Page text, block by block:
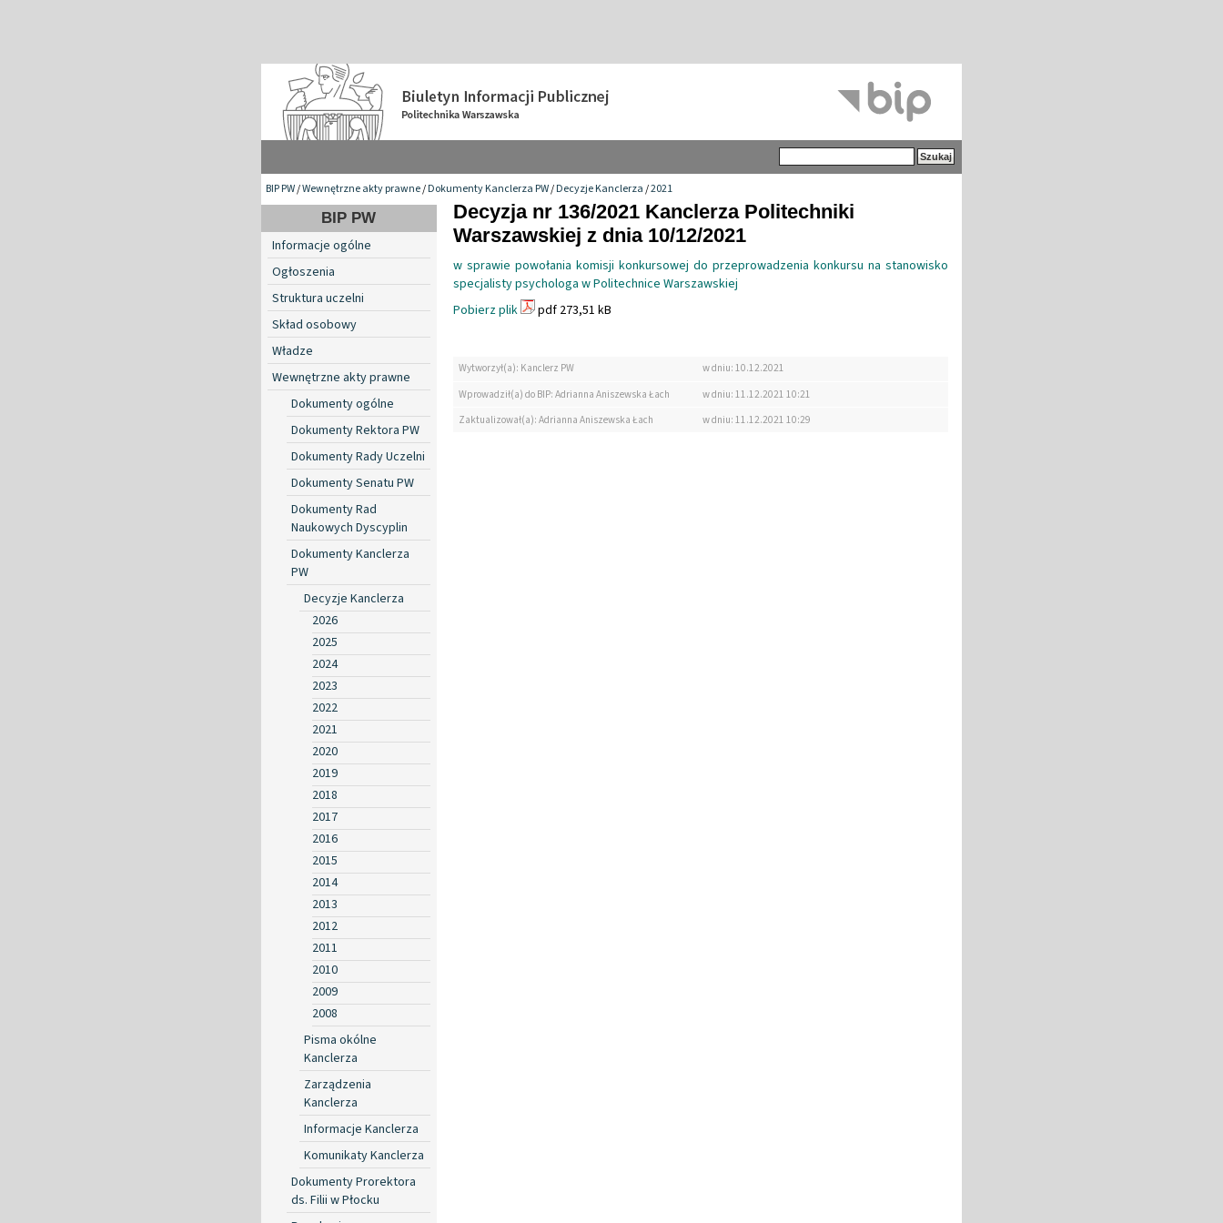
BIP PW/Wewnętrzne akty prawne/Dokumenty Kanclerza PW/Decyzje Kanclerza/2021
BIP PW
Informacje ogólne
Ogłoszenia
Struktura uczelni
Skład osobowy
Władze
Wewnętrzne akty prawne
Dokumenty ogólne
Dokumenty Rektora PW
Dokumenty Rady Uczelni
Dokumenty Senatu PW
Dokumenty Rad
Naukowych Dyscyplin
Dokumenty Kanclerza
PW
Decyzje Kanclerza
2026
2025
2024
2023
2022
2021
2020
2019
2018
2017
2016
2015
2014
2013
2012
2011
2010
2009
2008
Pisma okólne
Kanclerza
Zarządzenia
Kanclerza
Informacje Kanclerza
Komunikaty Kanclerza
Dokumenty Prorektora
ds. Filii w Płocku
Decyzja nr 136/2021 Kanclerza Politechniki
Warszawskiej z dnia 10/12/2021
w sprawie powołania komisji konkursowej do przeprowadzenia konkursu na stanowisko
specjalisty psychologa w Politechnice Warszawskiej
Pobierz plik
pdf 273,51 kB
Wytworzył(a): Kanclerz PW
w dniu: 10.12.2021
Wprowadził(a) do BIP: Adrianna Aniszewska Łach
w dniu: 11.12.2021 10:21
Zaktualizował(a): Adrianna Aniszewska Łach
w dniu: 11.12.2021 10:29